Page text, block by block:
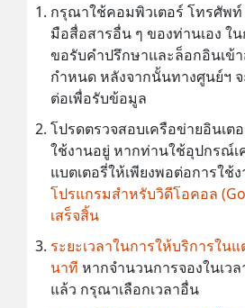
กรุณาใช้คอมพิวเตอร์ โทรศัพ
มือสื่อสารอื่น ๆ ของท่านเอง ใ
ขอรับคำปรึกษาและล็อกอินเข้
กำหนด หลังจากนั้นทางศูนย์ฯ จ
ต่อเพื่อรับข้อมูล
โปรดตรวจสอบเครือข่ายอินเต
ใช้งานอยู่ หากท่านใช้อุปกรณ์
แบตเตอรี่ให้เพียงพอต่อการใช้
โปรแกรมสำหรับวิดีโอคอล
เสร็จสิ้น
ระยะเวลาในการให้บริการใน
นาที หากจำนวนการจองในเว
แล้ว กรุณาเลือกเวลาอื่น